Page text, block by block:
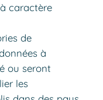
caractère
de
à
ou seront
les